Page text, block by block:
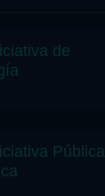
de
Pública